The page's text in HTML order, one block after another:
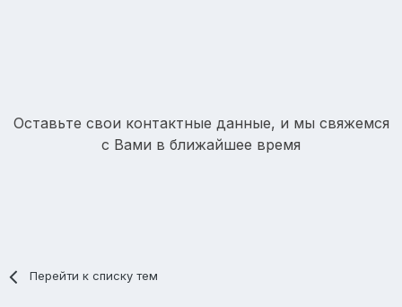
Оставьте свои контактные данные, и мы свяжемся
с Вами в ближайшее время
Перейти к списку тем